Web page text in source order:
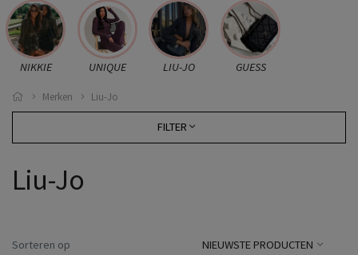
NIKKIE UNIQUE LIU-JO GUESS
Merken Liu-Jo
FILTER
Liu-Jo
Sorteren op NIEUWSTE PRODUCTEN